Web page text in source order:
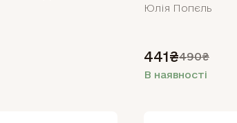
Юлія Попєль
441₴490₴
В наявності